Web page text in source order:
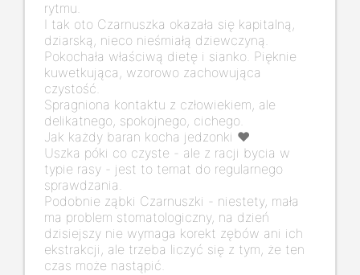
rytmu.
I tak oto Czarnuszka okazała się kapitalną,
dziarską, nieco nieśmiałą dziewczyną.
Pokochała właściwą dietę i sianko. Pięknie
kuwetkująca, wzorowo zachowująca
czystość.
Spragniona kontaktu z człowiekiem, ale
delikatnego, spokojnego, cichego.
Jak każdy baran kocha jedzonki ❤️
Uszka póki co czyste - ale z racji bycia w
typie rasy - jest to temat do regularnego
sprawdzania.
Podobnie ząbki Czarnuszki - niestety, mała
ma problem stomatologiczny, na dzień
dzisiejszy nie wymaga korekt zębów ani ich
ekstrakcji, ale trzeba liczyć się z tym, że ten
czas może nastąpić.